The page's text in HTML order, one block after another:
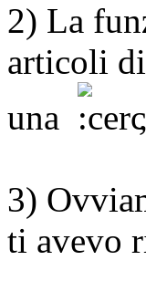
2) La
articoli
una
3)
ti avevo